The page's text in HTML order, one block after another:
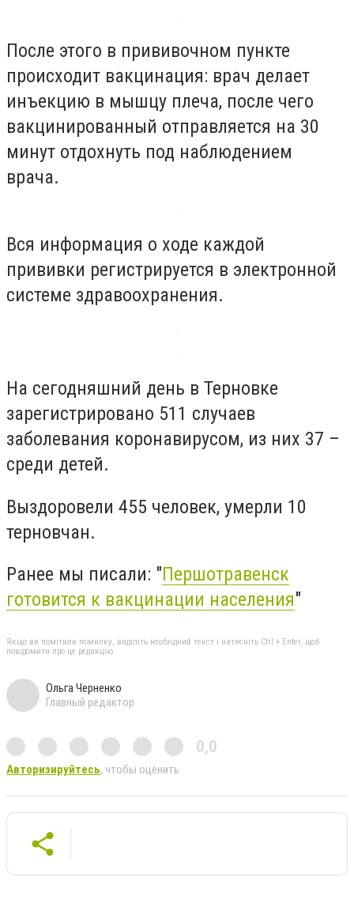
После этого в прививочном пункте
происходит вакцинация: врач делает
инъекцию в мышцу плеча, после чего
вакцинированный отправляется на 30
минут отдохнуть под наблюдением
врача.
Вся информация о ходе каждой
прививки регистрируется в электронной
системе здравоохранения.
На сегодняшний день в Терновке
зарегистрировано 511 случаев
заболевания коронавирусом, из них 37 –
среди детей.
Выздоровели 455 человек, умерли 10
терновчан.
Ранее мы писали: "Першотравенск
готовится к вакцинации населения"
Якщо ви помітили помилку, виділіть необхідний текст і натисніть Ctrl + Enter, щоб
повідомити про це редакцію
Ольга Черненко
Главный редактор
0,0
Авторизируйтесь, чтобы оценить